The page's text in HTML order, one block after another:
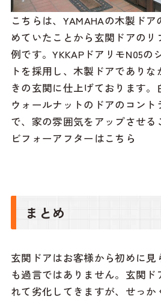
こちらは、YAMAHAの木製ド
めていたことから玄関ドアの
例です。YKKAPドアリモN05の
トを採用し、木製ドアであり
きの玄関に仕上げております。
ウォールナットのドアのコン
で、家の雰囲気をアップさせる
ビフォーアフターはこちら
まとめ
玄関ドアはお客様から初めに見
も過言ではありません。玄関ド
れて劣化してきますが、せっか